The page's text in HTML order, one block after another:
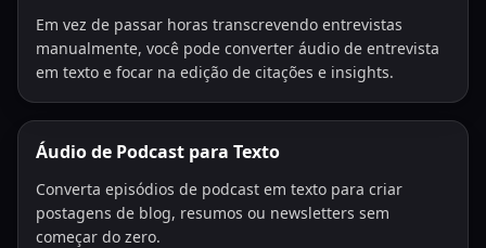
Em vez de passar horas transcrevendo entrevistas
manualmente, você pode converter áudio de entrevista
em texto e focar na edição de citações e insights.
Áudio de Podcast para Texto
Converta episódios de podcast em texto para criar
postagens de blog, resumos ou newsletters sem
começar do zero.